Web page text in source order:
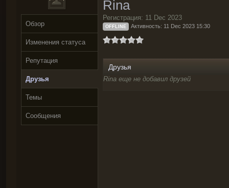
Обзор
Изменения статуса
Репутация
Друзья
Темы
Сообщения
Rina
Регистрация: 11 Dec 2023
OFFLINE Активность: 11 Dec 2023 15:30
Друзья
Rina еще не добавил друзей